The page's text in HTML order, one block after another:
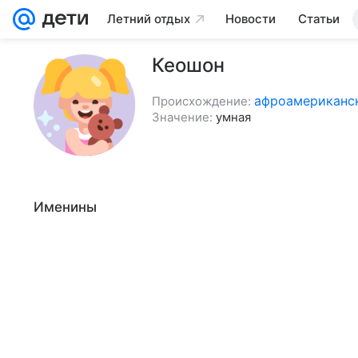
Летний отдых Новости Статьи
Кеошон
Происхождение:
Значение: умная
Именины